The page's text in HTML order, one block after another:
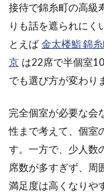
店
2.1
鮨な
わは
記念
会食
向き
2.2
すし
処青
柳は
接待で錦糸町の高級
りも話を遮られにく
とえば 金太楼鮨 錦
京 は22席で半個室
でも選び方が変わり
完全個室が必要な会
性まで考えて、個室
す。一方で、少人数
席数が多すぎず、周
満足度は高くなりや